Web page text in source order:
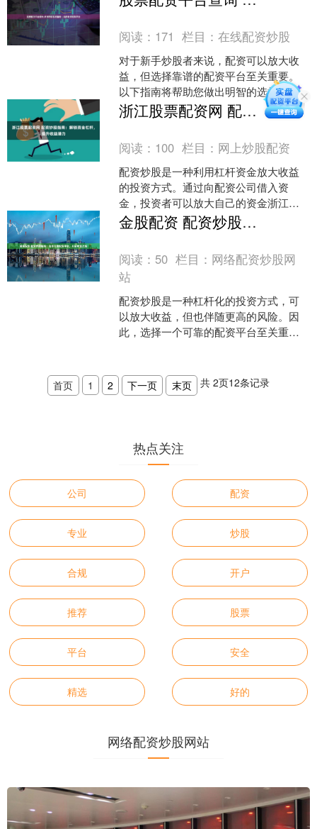
富。通过使用杠杆，投资....
阅读： 171 栏目：在线配资炒股
对于新手炒股者来说，配资可以放大收
益，但选择靠谱的配资平台至关重要。
以下指南将帮助您做出明智的选择： 股
票配资允许投资者以低于实际资金的成
本进行交易，从而放大他....
浙江股票配资网 配资炒股指南：解锁资金杠杆，提升收益潜力
阅读： 100 栏目： 网上炒股配资
配资炒股是一种利用杠杆资金放大收益
的投资方式。通过向配资公司借入资
金，投资者可以放大自己的资金浙江股
票配资网，从而提高投资收益。 高收益
是商品期货配资的另一大优....
金股配资 配资炒股指南：选择可靠配资平台，开启财富之路
阅读： 50 栏目： 网络配资炒股网
站
配资炒股是一种杠杆化的投资方式，可
以放大收益，但也伴随更高的风险。因
此，选择一个可靠的配资平台至关重
首页 1 2 下一页 末页 共 2页12条记录
热点关注
公司 配资
专业 炒股
合规 开户
推荐 股票
平台 安全
精选 好的
网络配资炒股网站